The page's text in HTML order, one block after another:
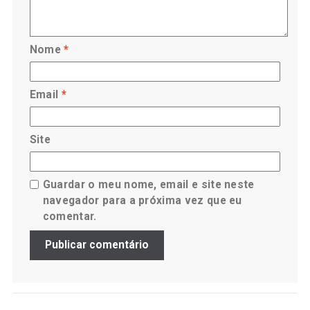
Nome*
Email *
Site
Guardar o meu nome, email e site neste
navegador para a próxima vez que eu
comentar.